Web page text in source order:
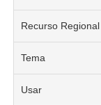
Recurso Regional
Tema
Usar